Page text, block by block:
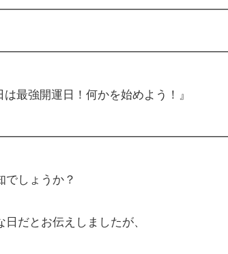
最強開運日！何かを始めよう！』
でしょうか？
だとお伝えしましたが、